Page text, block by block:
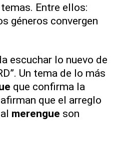
Entre ellos:
géneros convergen
escuchar lo nuevo de
Un tema de lo más
que confirma la
que el arreglo
merengue son